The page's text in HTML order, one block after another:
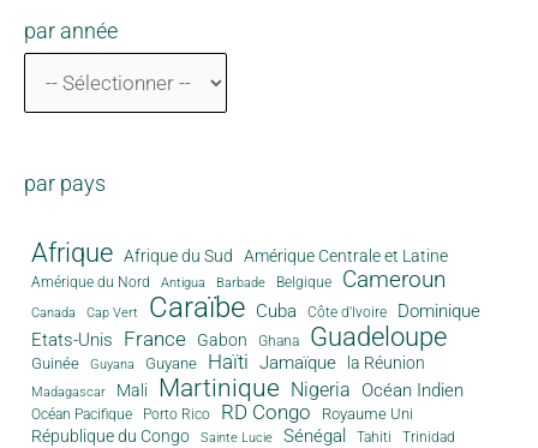
par année
par pays
Afrique Afrique du Sud Amérique Centrale et Latine
Amérique du Nord Antigua Barbade Belgique Cameroun
Canada Cap Vert Caraïbe Cuba Côte d'Ivoire
Dominique
Etats-Unis
France Gabon Ghana Guadeloupe
Guinée Guyana Guyane Haïti Jamaïque la Réunion
Madagascar Mali Martinique Nigeria Océan Indien
Océan Pacifique Porto Rico RD Congo Royaume Uni
République du Congo Sainte Lucie Sénégal Tahiti Trinidad